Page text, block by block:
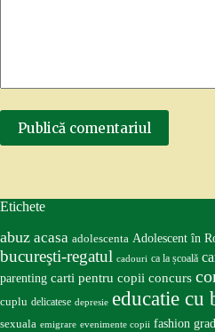
Publică comentariul
Etichete
abuz acasa adolescenta Adolescent în
bucureşti-regatul cadouri ca la școală
parenting carti pentru copii concurs
cuplu delicatese depresie educatie cu
sexuala emigrare evenimente copii fashion